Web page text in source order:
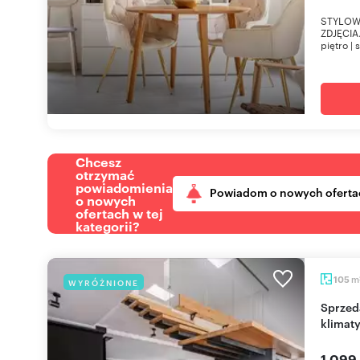
piętro |
Chcesz
otrzymać
powiadomienia
o nowych
ofertach w tej
kategorii?
Powiadom o nowych
WYRÓŻNIONE 105 m
Sprzedam dwupoziomowe 106 m² z tarasem i